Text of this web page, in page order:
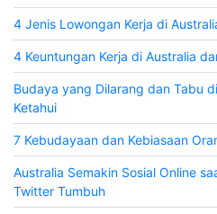
4 Jenis Lowongan Kerja di
4 Keuntungan Kerja di Australia
Budaya yang Dilarang dan Tabu
Ketahui
7 Kebudayaan dan Kebiasaan
Australia Semakin Sosial Online
Twitter Tumbuh